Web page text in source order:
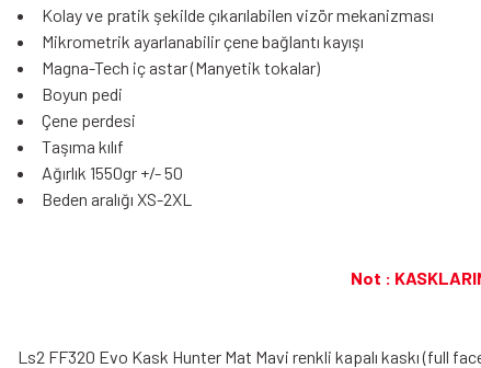
Kolay ve pratik şekilde çıkarılabilen vizör mekanizması
Mikrometrik ayarlanabilir çene bağlantı kayışı
Magna-Tech iç astar (Manyetik tokalar)
Boyun pedi
Çene perdesi
Taşıma kılıf
Ağırlık 1550gr +/- 50
Beden aralığı XS-2XL
Not :
Ls2 FF320 Evo Kask Hunter Mat Mavi renkli kapalı kaskı (full